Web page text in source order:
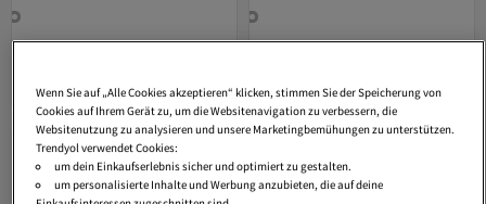
STRELLSONGürtel Leder
29,97€
STRELLSONGürtel Leder
29,97€
Wenn Sie auf „Alle Cookies akzeptieren“ klicken, stimmen Sie der Speicherung von
Cookies auf Ihrem Gerät zu, um die Websitenavigation zu verbessern, die
Websitenutzung zu analysieren und unsere Marketingbemühungen zu unterstützen.
Trendyol verwendet Cookies:
um dein Einkaufserlebnis sicher und optimiert zu gestalten.
um personalisierte Inhalte und Werbung anzubieten, die auf deine